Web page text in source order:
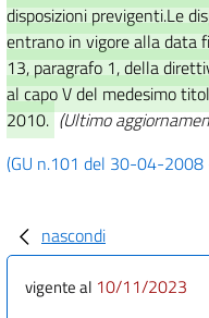
disposizioni previgenti.Le
entrano in vigore alla data
13, paragrafo 1, della
al capo V del medesimo
2010. (Ultimo
(GU n.101 del 30-04-2008
nascondi
vigente al 10/11/2023